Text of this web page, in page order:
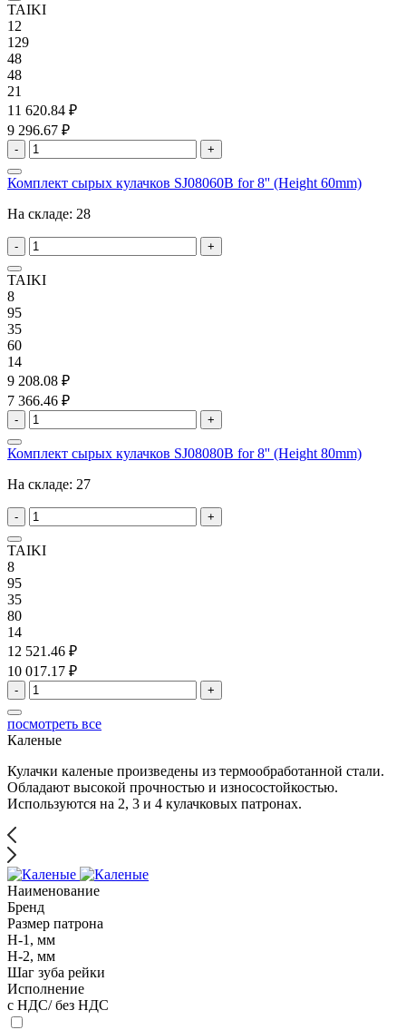
TAIKI
12
129
48
48
21
11 620.84 ₽
9 296.67 ₽
- +
Комплект сырых кулачков SJ08060B for 8'' (Height 60mm)
На складе: 28
- +
TAIKI
8
95
35
60
14
9 208.08 ₽
7 366.46 ₽
- +
Комплект сырых кулачков SJ08080B for 8'' (Height 80mm)
На складе: 27
- +
TAIKI
8
95
35
80
14
12 521.46 ₽
10 017.17 ₽
- +
посмотреть все
Каленые
Кулачки каленые произведены из термообработанной стали.
Обладают высокой прочностью и износостойкостью.
Используются на 2, 3 и 4 кулачковых патронах.
Наименование
Бренд
Размер патрона
H-1, мм
H-2, мм
Шаг зуба рейки
Исполнение
с НДС/ без НДС